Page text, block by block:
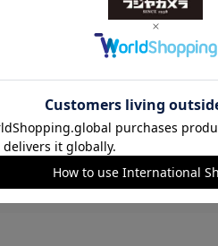
レビューはありません。